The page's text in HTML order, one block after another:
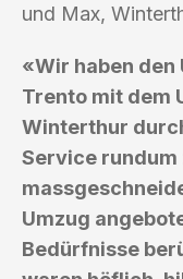
und Max,
«Wir haben
Trento mit dem
Winterthur
Service rundum
Umzug
Bedürfnisse